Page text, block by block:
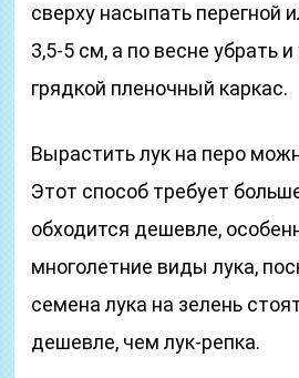
сверху насыпать перегной
3,5-5 см, а по весне убрать
грядкой пленочный каркас.
Вырастить лук на перо
Этот способ требует
обходится дешевле,
многолетние виды лука,
семена лука на зелень
дешевле, чем лук-репка.